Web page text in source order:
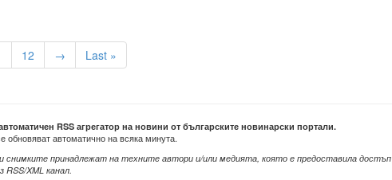
12 → Last »
RSS агрегатор на новини от българските новинарски портали.
обновяват автоматично на всяка минута.
снимките принадлежат на техните автори и/или медията, която е предоставила достъп
RSS/XML канал.